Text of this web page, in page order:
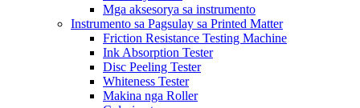
Mga aksesorya sa instrumento
Instrumento sa Pagsulay sa Printed Matter
Friction Resistance Testing Machine
Ink Absorption Tester
Disc Peeling Tester
Whiteness Tester
Makina nga Roller